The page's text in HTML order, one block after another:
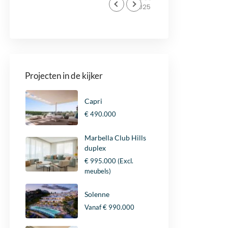
door Stijn en Niels en zij
hebben mij in alles perfect
Projecten in de kijker
Capri
€ 490.000
Marbella Club Hills
duplex
€ 995.000(Excl.
meubels)
Solenne
Vanaf€ 990.000